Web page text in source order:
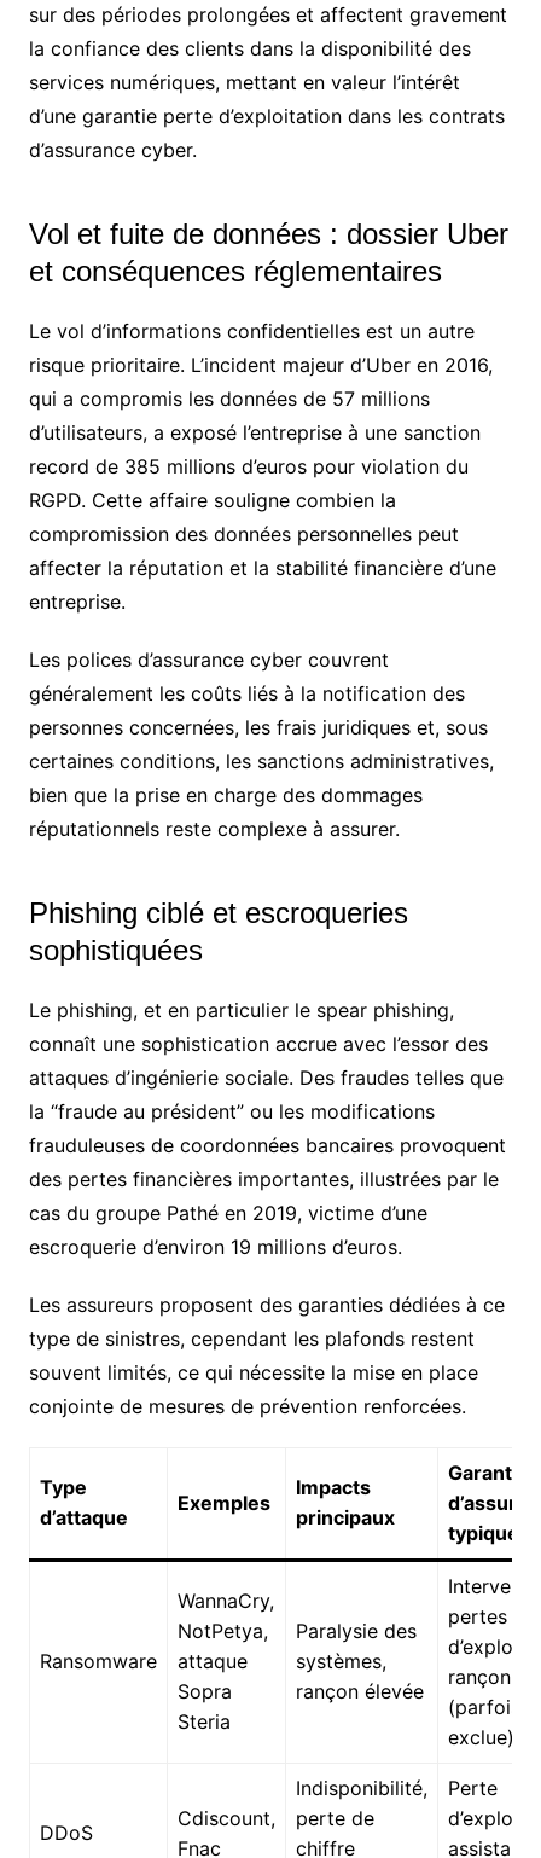
sur des périodes prolongées et affectent gravement
la confiance des clients dans la disponibilité des
services numériques, mettant en valeur l’intérêt
d’une garantie perte d’exploitation dans les contrats
d’assurance cyber.
Vol et fuite de données : dossier Uber
et conséquences réglementaires
Le vol d’informations confidentielles est un autre
risque prioritaire. L’incident majeur d’Uber en 2016,
qui a compromis les données de 57 millions
d’utilisateurs, a exposé l’entreprise à une sanction
record de 385 millions d’euros pour violation du
RGPD. Cette affaire souligne combien la
compromission des données personnelles peut
affecter la réputation et la stabilité financière d’une
entreprise.
Les polices d’assurance cyber couvrent
généralement les coûts liés à la notification des
personnes concernées, les frais juridiques et, sous
certaines conditions, les sanctions administratives,
bien que la prise en charge des dommages
réputationnels reste complexe à assurer.
Phishing ciblé et escroqueries
sophistiquées
Le phishing, et en particulier le spear phishing,
connaît une sophistication accrue avec l’essor des
attaques d’ingénierie sociale. Des fraudes telles que
la “fraude au président” ou les modifications
frauduleuses de coordonnées bancaires provoquent
des pertes financières importantes, illustrées par le
cas du groupe Pathé en 2019, victime d’une
escroquerie d’environ 19 millions d’euros.
Les assureurs proposent des garanties dédiées à ce
type de sinistres, cependant les plafonds restent
souvent limités, ce qui nécessite la mise en place
conjointe de mesures de prévention renforcées.
Type
d’attaque
Exemples
Impacts
principaux
Garanties
typiques
Ransomware
WannaCry,
NotPetya,
attaque
Sopra
Steria
Paralysie des
systèmes,
rançon élevée
pertes
rançon
(parfois
exclue)
DDoS
Cdiscount,
Fnac
Indisponibilité,
perte de
chiffre
Perte